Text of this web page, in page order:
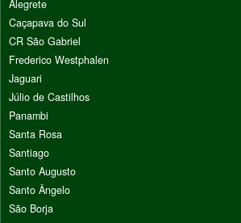
Alegrete
Caçapava do Sul
CR São Gabriel
Frederico Westphalen
Jaguari
Júlio de Castilhos
Panambi
Santa Rosa
Santiago
Santo Augusto
Santo Ângelo
São Borja